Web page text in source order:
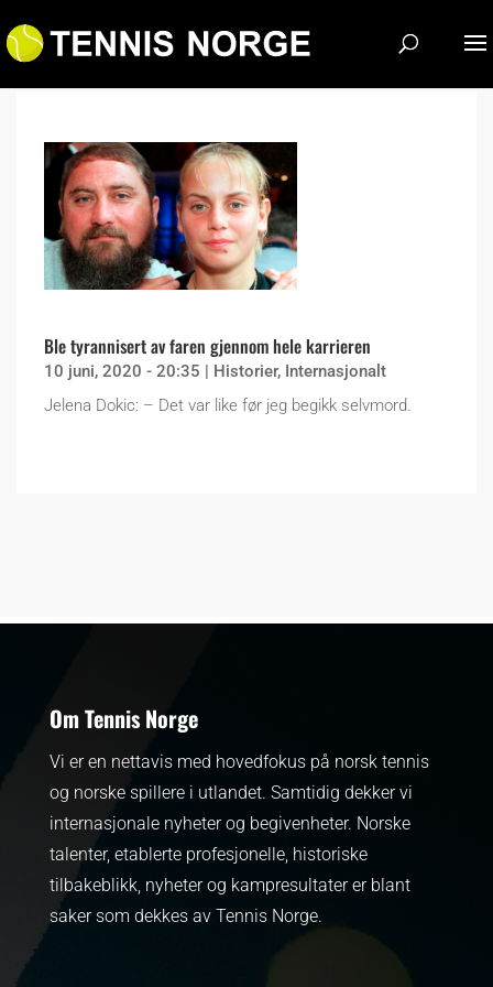
Ble tyrannisert av faren gjennom hele karrieren
10 juni, 2020 - 20:35 | Historier, Internasjonalt
Jelena Dokic: – Det var like før jeg begikk selvmord.
Om Tennis Norge
Vi er en nettavis med hovedfokus på norsk tennis
og norske spillere i utlandet. Samtidig dekker vi
internasjonale nyheter og begivenheter. Norske
talenter, etablerte profesjonelle, historiske
tilbakeblikk, nyheter og kampresultater er blant
saker som dekkes av Tennis Norge.